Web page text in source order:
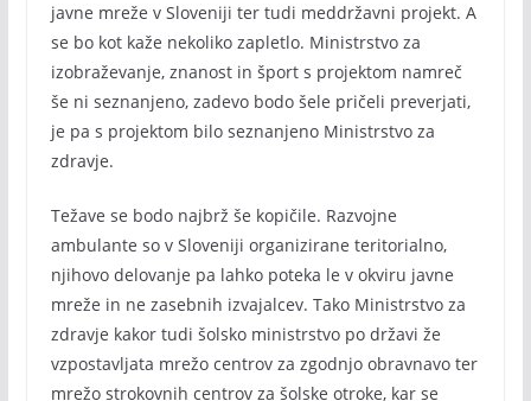
javne mreže v Sloveniji ter tudi meddržavni projekt. A
se bo kot kaže nekoliko zapletlo. Ministrstvo za
izobraževanje, znanost in šport s projektom namreč
še ni seznanjeno, zadevo bodo šele pričeli preverjati,
je pa s projektom bilo seznanjeno Ministrstvo za
zdravje.
Težave se bodo najbrž še kopičile. Razvojne
ambulante so v Sloveniji organizirane teritorialno,
njihovo delovanje pa lahko poteka le v okviru javne
mreže in ne zasebnih izvajalcev. Tako Ministrstvo za
zdravje kakor tudi šolsko ministrstvo po državi že
vzpostavljata mrežo centrov za zgodnjo obravnavo ter
mrežo strokovnih centrov za šolske otroke, kar se